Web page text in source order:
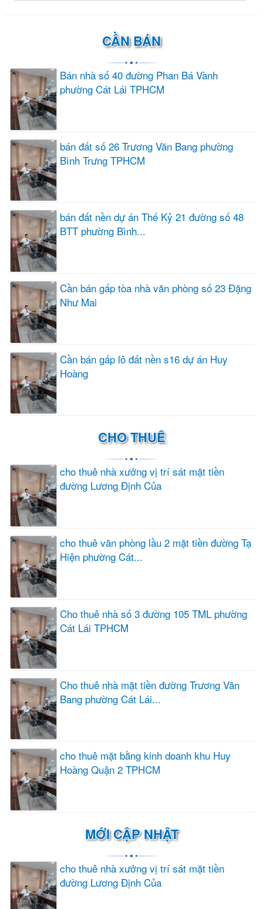
CẦN BÁN
Bán nhà số 40 đường Phan Bá Vành
phường Cát Lái TPHCM
bán đất số 26 Trương Văn Bang phường
Bình Trưng TPHCM
bán đất nền dự án Thế Kỷ 21 đường số 48
BTT phường Bình...
Cần bán gấp tòa nhà văn phòng số 23 Đặng
Như Mai
Cần bán gấp lô đất nền s16 dự án Huy
Hoàng
CHO THUÊ
cho thuê nhà xưởng vị trí sát mặt tiền
đường Lương Định Của
cho thuê văn phòng lầu 2 mặt tiền đường Tạ
Hiện phường Cát...
Cho thuê nhà số 3 đường 105 TML phường
Cát Lái TPHCM
Cho thuê nhà mặt tiền đường Trương Văn
Bang phường Cát Lái...
cho thuê mặt bằng kinh doanh khu Huy
Hoàng Quận 2 TPHCM
MỚI CẬP NHẬT
cho thuê nhà xưởng vị trí sát mặt tiền
đường Lương Định Của